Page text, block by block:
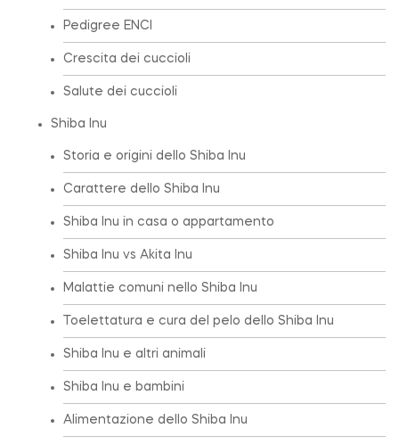
Pedigree ENCI
Crescita dei cuccioli
Salute dei cuccioli
Shiba Inu
Storia e origini dello Shiba Inu
Carattere dello Shiba Inu
Shiba Inu in casa o appartamento
Shiba Inu vs Akita Inu
Malattie comuni nello Shiba Inu
Toelettatura e cura del pelo dello Shiba Inu
Shiba Inu e altri animali
Shiba Inu e bambini
Alimentazione dello Shiba Inu